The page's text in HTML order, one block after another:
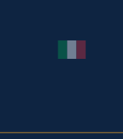
Cambia